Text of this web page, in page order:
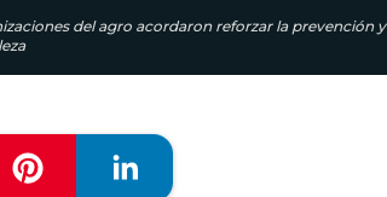
del agro acordaron reforzar la prevención y